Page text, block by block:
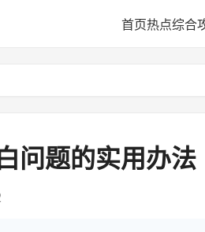
首页热点综合
问题的实用办法